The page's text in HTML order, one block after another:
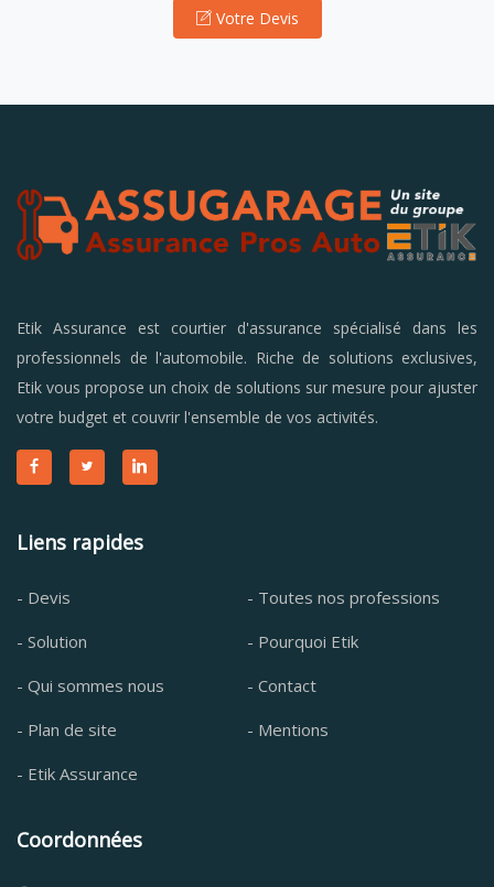
Votre Devis
Etik Assurance est courtier d'assurance spécialisé dans les
professionnels de l'automobile. Riche de solutions exclusives,
Etik vous propose un choix de solutions sur mesure pour ajuster
votre budget et couvrir l'ensemble de vos activités.
Liens rapides
- Devis
- Toutes nos professions
- Solution
- Pourquoi Etik
- Qui sommes nous
- Contact
- Plan de site
- Mentions
- Etik Assurance
Coordonnées